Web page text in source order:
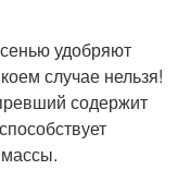
удобряют
случае нельзя!
содержит